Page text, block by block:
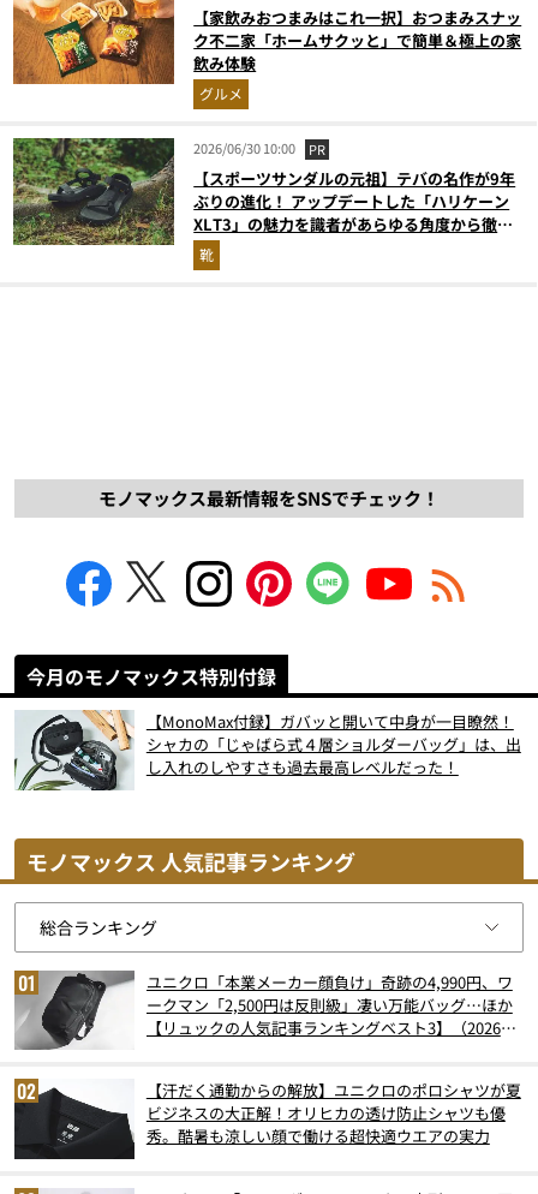
【家飲みおつまみはこれ一択】おつまみスナッ
ク不二家「ホームサクッと」で簡単＆極上の家
飲み体験
グルメ
2026/06/30 10:00 PR
【スポーツサンダルの元祖】テバの名作が9年
ぶりの進化！ アップデートした「ハリケーン
XLT3」の魅力を識者があらゆる角度から徹底
解説！
靴
モノマックス最新情報をSNSでチェック！
今月のモノマックス特別付録
【MonoMax付録】ガバッと開いて中身が一目瞭然！
シャカの「じゃばら式４層ショルダーバッグ」は、出
し入れのしやすさも過去最高レベルだった！
モノマックス 人気記事ランキング
ユニクロ「本業メーカー顔負け」奇跡の4,990円、ワ
ークマン「2,500円は反則級」凄い万能バッグ…ほか
【リュックの人気記事ランキングベスト3】（2026年
【汗だく通勤からの解放】ユニクロのポロシャツが夏
ビジネスの大正解！オリヒカの透け防止シャツも優
秀。酷暑も涼しい顔で働ける超快適ウエアの実力